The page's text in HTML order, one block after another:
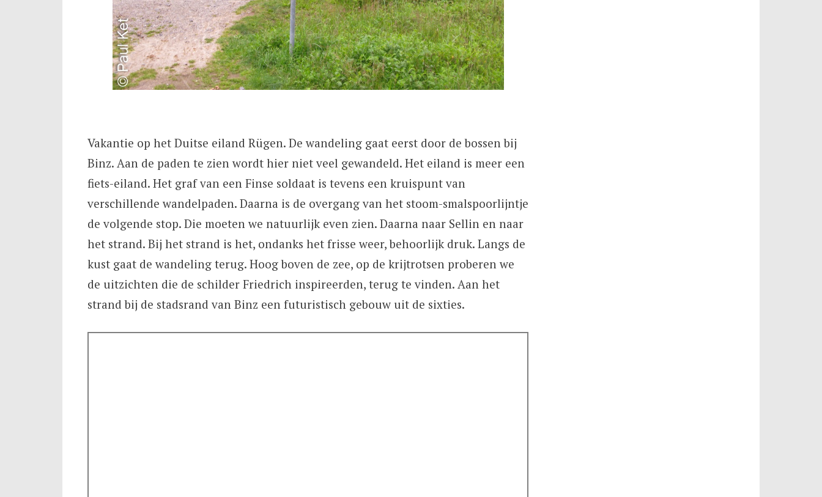
Vakantie op het Duitse eiland Rügen. De wandeling gaat eerst door de bossen bij
Binz. Aan de paden te zien wordt hier niet veel gewandeld. Het eiland is meer een
fiets-eiland. Het graf van een Finse soldaat is tevens een kruispunt van
verschillende wandelpaden. Daarna is de overgang van het stoom-smalspoorlijntje
de volgende stop. Die moeten we natuurlijk even zien. Daarna naar Sellin en naar
het strand. Bij het strand is het, ondanks het frisse weer, behoorlijk druk. Langs de
kust gaat de wandeling terug. Hoog boven de zee, op de krijtrotsen proberen we
de uitzichten die de schilder Friedrich inspireerden, terug te vinden. Aan het
strand bij de stadsrand van Binz een futuristisch gebouw uit de sixties.